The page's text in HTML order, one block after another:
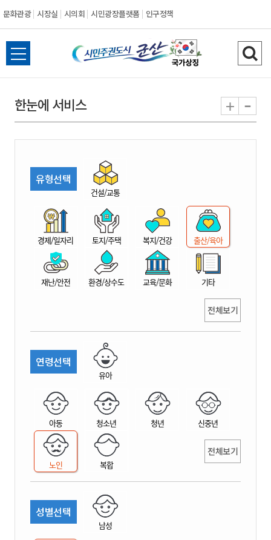
문화관광 시장실 시의회 시민광장플랫폼 인구정책
시
민
권
시
산
전
체
뉴
열
검
색
기
한눈에 서비스 + -
유형선택
건설/교통
경제/일자리 토지/주택 복지/건강 출산/육아
재난/안전 환경/상수도 교육/문화 기타
전체보기
연령선택
유아
아동 청소년 청년 신중년
노인 복합
전체보기
성별선택
남성